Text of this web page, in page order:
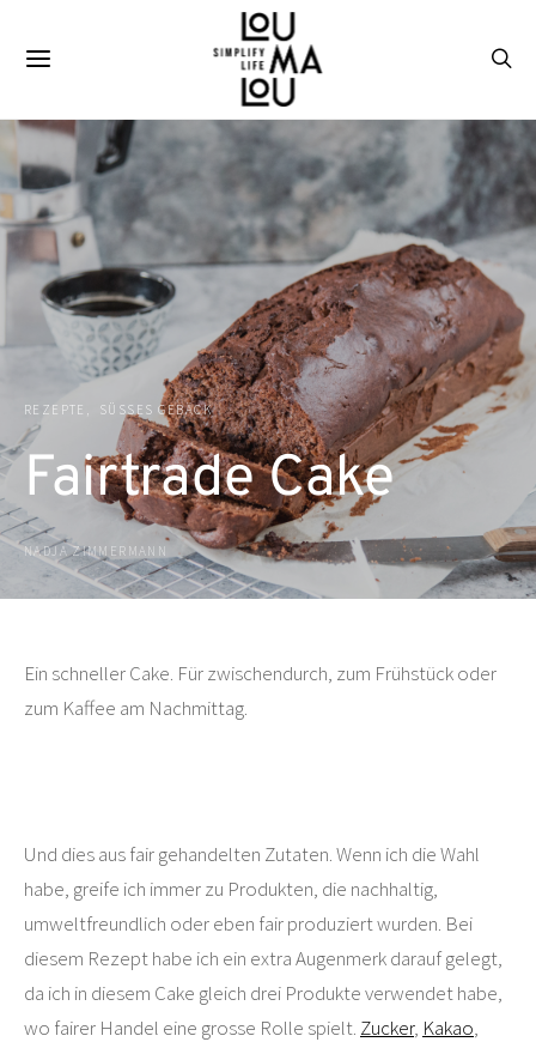
REZEPTE SÜSSES GEBÄCK
Fairtrade Cake
NADJA ZIMMERMANN
Ein schneller Cake. Für zwischendurch, zum Frühstück oder
zum Kaffee am Nachmittag.
Und dies aus fair gehandelten Zutaten. Wenn ich die Wahl
habe, greife ich immer zu Produkten, die nachhaltig,
umweltfreundlich oder eben fair produziert wurden. Bei
diesem Rezept habe ich ein extra Augenmerk darauf gelegt,
da ich in diesem Cake gleich drei Produkte verwendet habe,
wo fairer Handel eine grosse Rolle spielt. Zucker, Kakao,